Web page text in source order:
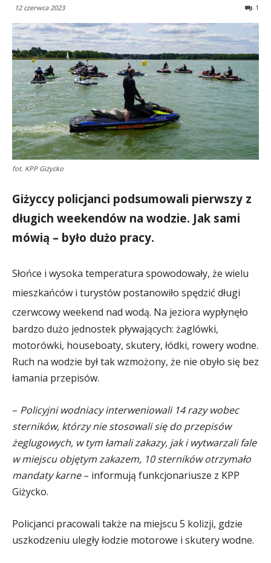
12 czerwca 2023 1
fot. KPP Giżycko
Giżyccy policjanci podsumowali pierwszy z
długich weekendów na wodzie. Jak sami
mówią – było dużo pracy.
Słońce i wysoka temperatura spowodowały, że wielu
mieszkańców i turystów postanowiło spędzić długi
czerwcowy weekend nad wodą. Na jeziora wypłynęło
bardzo dużo jednostek pływających: żaglówki,
motorówki, houseboaty, skutery, łódki, rowery wodne.
Ruch na wodzie był tak wzmożony, że nie obyło się bez
łamania przepisów.
– Policyjni wodniacy interweniowali 14 razy wobec
sterników, którzy nie stosowali się do przepisów
żeglugowych, w tym łamali zakazy, jak i wytwarzali fale
w miejscu objętym zakazem, 10 sterników otrzymało
mandaty karne– informują funkcjonariusze z KPP
Giżycko.
Policjanci pracowali także na miejscu 5 kolizji, gdzie
uszkodzeniu uległy łodzie motorowe i skutery wodne.